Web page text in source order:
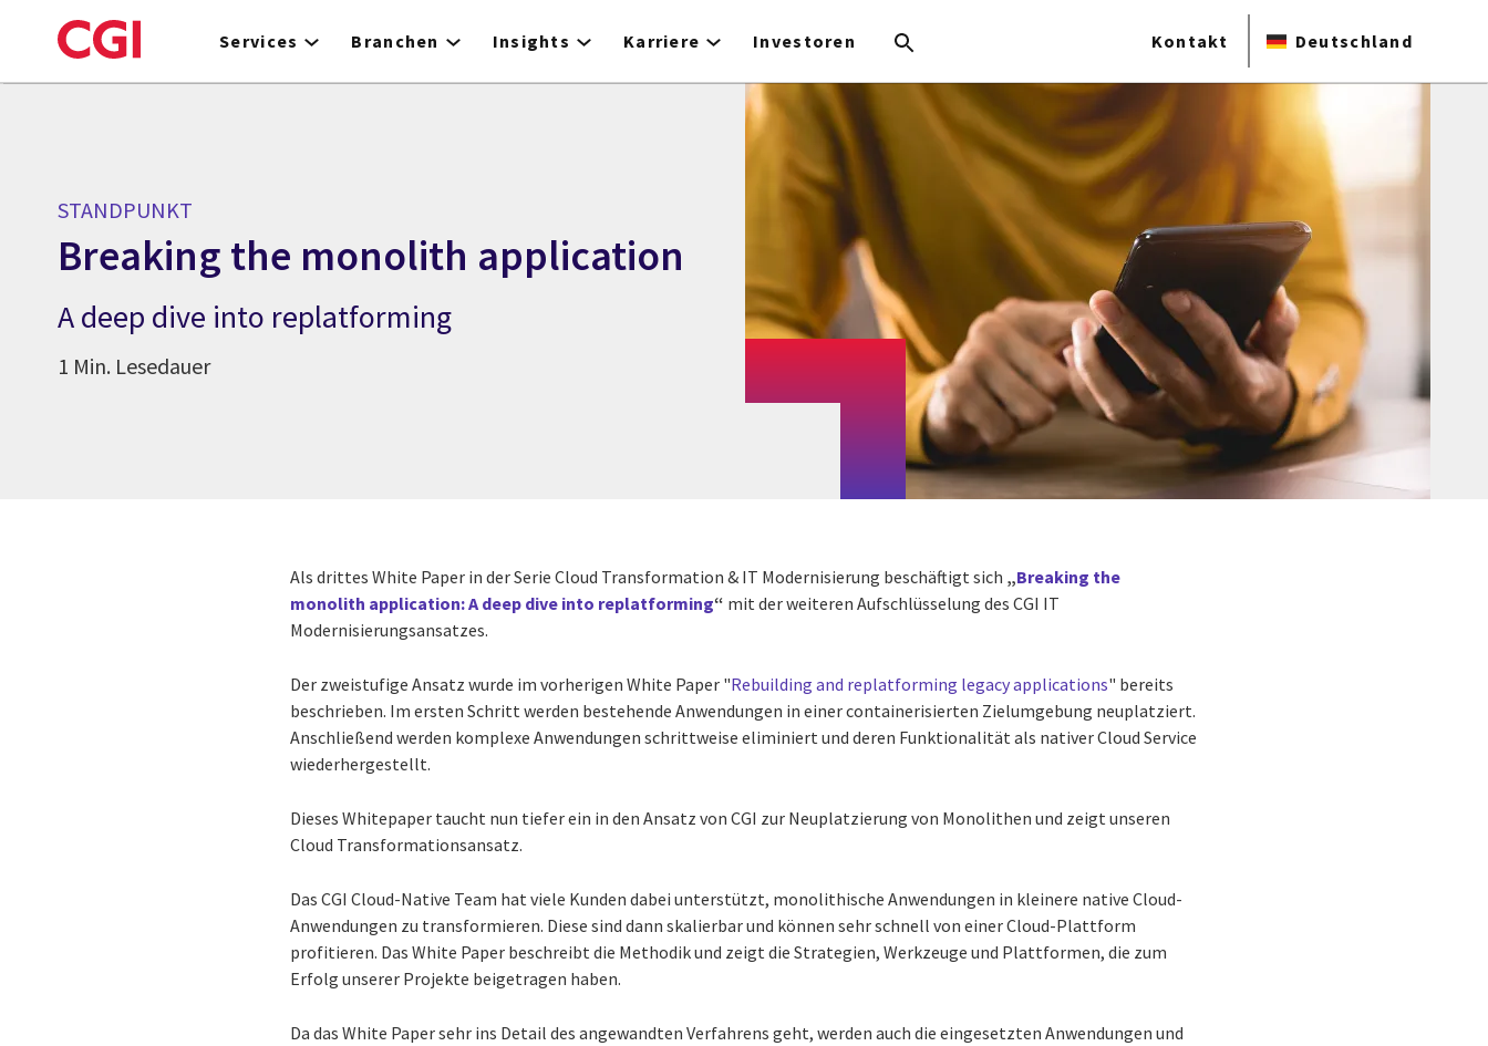
to
Services Branchen Insights Karriere Investoren Kontakt Deutschland
STANDPUNKT
Breaking the monolith application
A deep dive into replatforming
1 Min. Lesedauer
Als drittes White Paper in der Serie Cloud Transformation & IT Modernisierung beschäftigt sich „Breaking the
monolith application: A deep dive into replatforming“ mit der weiteren Aufschlüsselung des CGI IT
Modernisierungsansatzes.
Der zweistufige Ansatz wurde im vorherigen White Paper "Rebuilding and replatforming legacy applications" bereits
beschrieben. Im ersten Schritt werden bestehende Anwendungen in einer containerisierten Zielumgebung neuplatziert.
Anschließend werden komplexe Anwendungen schrittweise eliminiert und deren Funktionalität als nativer Cloud Service
wiederhergestellt.
Dieses Whitepaper taucht nun tiefer ein in den Ansatz von CGI zur Neuplatzierung von Monolithen und zeigt unseren
Cloud Transformationsansatz.
Das CGI Cloud-Native Team hat viele Kunden dabei unterstützt, monolithische Anwendungen in kleinere native Cloud-
Anwendungen zu transformieren. Diese sind dann skalierbar und können sehr schnell von einer Cloud-Plattform
profitieren. Das White Paper beschreibt die Methodik und zeigt die Strategien, Werkzeuge und Plattformen, die zum
Erfolg unserer Projekte beigetragen haben.
Da das White Paper sehr ins Detail des angewandten Verfahrens geht, werden auch die eingesetzten Anwendungen und